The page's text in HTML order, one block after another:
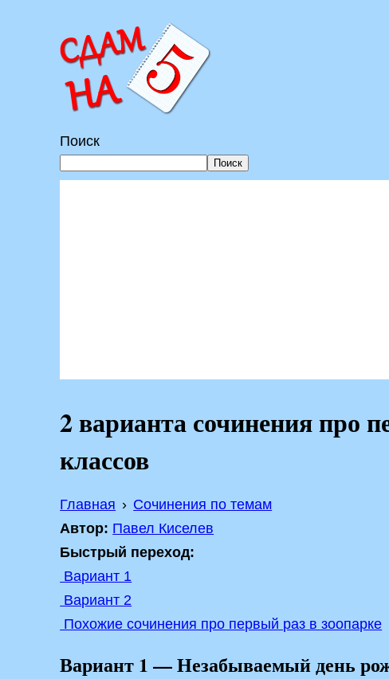
Перейти
к
содержимому
Поиск
Поиск
2 варианта сочинения про
классов
Главная
Сочинения по темам
Автор: Павел Киселев
Быстрый переход:
Вариант 1
Вариант 2
Похожие сочинения про первый раз в зоопарке
Вариант 1 — Незабываемый день